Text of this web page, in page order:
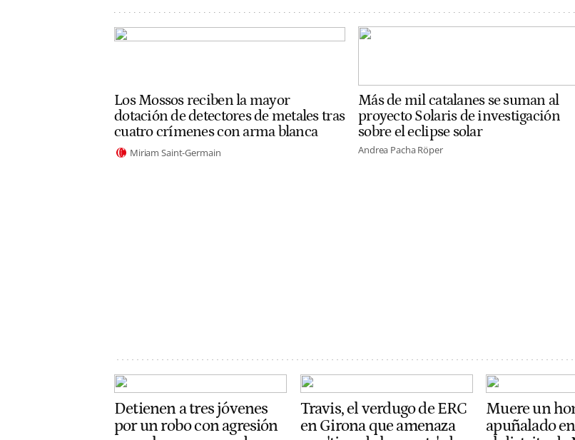
Los Mossos reciben la mayor
dotación de detectores de metales tras
cuatro crímenes con arma blanca
Miriam Saint-Germain
Más de mil catalanes se suman al
proyecto Solaris de investigación
sobre el eclipse solar
Andrea Pacha Röper
Detienen a tres jóvenes
por un robo con agresión
Travis, el verdugo de ERC
en Girona que amenaza
Muere un
apuñalado